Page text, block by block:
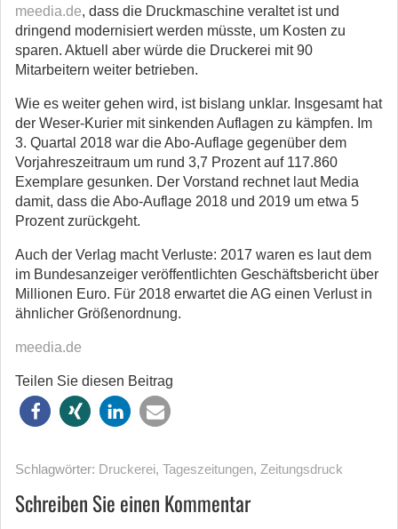
meedia.de, dass die Druckmaschine veraltet ist und
dringend modernisiert werden müsste, um Kosten zu
sparen. Aktuell aber würde die Druckerei mit 90
Mitarbeitern weiter betrieben.
Wie es weiter gehen wird, ist bislang unklar. Insgesamt hat
der Weser-Kurier mit sinkenden Auflagen zu kämpfen. Im
3. Quartal 2018 war die Abo-Auflage gegenüber dem
Vorjahreszeitraum um rund 3,7 Prozent auf 117.860
Exemplare gesunken. Der Vorstand rechnet laut Media
damit, dass die Abo-Auflage 2018 und 2019 um etwa 5
Prozent zurückgeht.
Auch der Verlag macht Verluste: 2017 waren es laut dem
im Bundesanzeiger veröffentlichten Geschäftsbericht über
Millionen Euro. Für 2018 erwartet die AG einen Verlust in
ähnlicher Größenordnung.
meedia.de
Teilen Sie diesen Beitrag
Schlagwörter: Druckerei, Tageszeitungen, Zeitungsdruck
Schreiben Sie einen Kommentar